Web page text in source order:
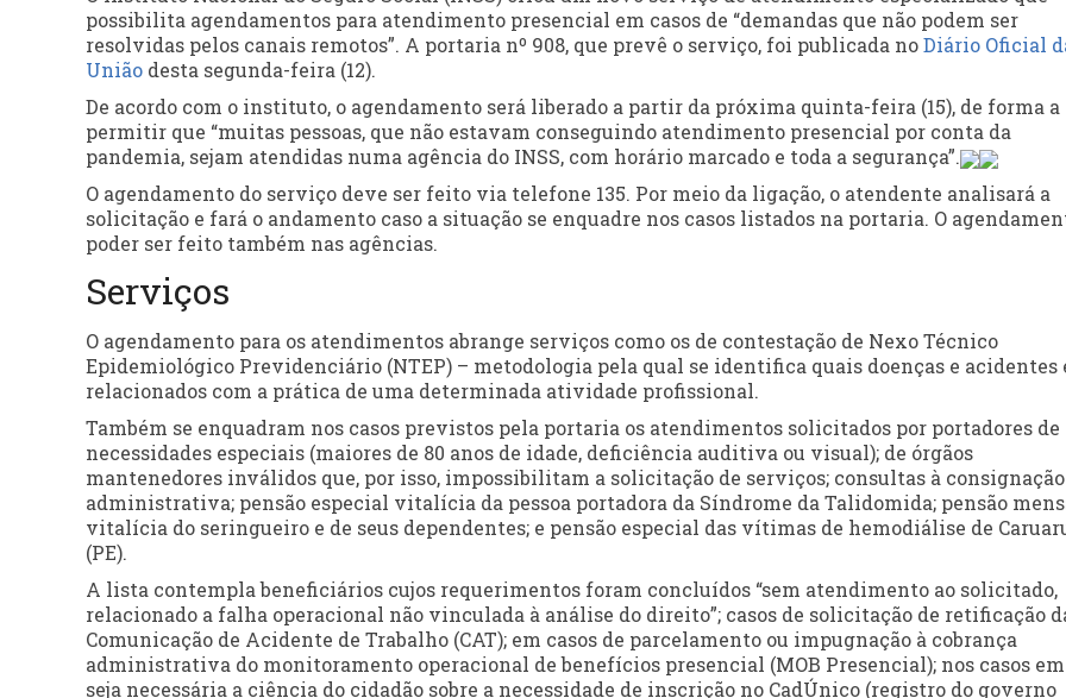
possibilita agendamentos para atendimento presencial em casos de “demandas que não podem ser
resolvidas pelos canais remotos”. A portaria nº 908, que prevê o serviço, foi publicada noDiário Oficial
União desta segunda-feira (12).
De acordo com o instituto, o agendamento será liberado a partir da próxima quinta-feira (15), de forma a
permitir que “muitas pessoas, que não estavam conseguindo atendimento presencial por conta da
pandemia, sejam atendidas numa agência do INSS, com horário marcado e toda a segurança”.
O agendamento do serviço deve ser feito via telefone 135. Por meio da ligação, o atendente analisará a
solicitação e fará o andamento caso a situação se enquadre nos casos listados na portaria. O
poder ser feito também nas agências.
Serviços
O agendamento para os atendimentos abrange serviços como os de contestação de Nexo Técnico
Epidemiológico Previdenciário (NTEP) – metodologia pela qual se identifica quais doenças e acidentes
relacionados com a prática de uma determinada atividade profissional.
Também se enquadram nos casos previstos pela portaria os atendimentos solicitados por portadores de
necessidades especiais (maiores de 80 anos de idade, deficiência auditiva ou visual); de órgãos
mantenedores inválidos que, por isso, impossibilitam a solicitação de serviços; consultas à consignação
administrativa; pensão especial vitalícia da pessoa portadora da Síndrome da Talidomida; pensão
vitalícia do seringueiro e de seus dependentes; e pensão especial das vítimas de hemodiálise de
(PE).
A lista contempla beneficiários cujos requerimentos foram concluídos “sem atendimento ao solicitado,
relacionado a falha operacional não vinculada à análise do direito”; casos de solicitação de retificação
Comunicação de Acidente de Trabalho (CAT); em casos de parcelamento ou impugnação à cobrança
administrativa do monitoramento operacional de benefícios presencial (MOB Presencial); nos casos
seja necessária a ciência do cidadão sobre a necessidade de inscrição no CadÚnico (registro do governo